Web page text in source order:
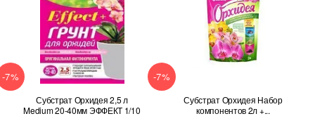
-7%
Субстрат Орхидея 2,5 л
Medium 20-40мм ЭФФЕКТ 1/10
-7%
Субстрат Орхидея Набор
компонентов 2л +...